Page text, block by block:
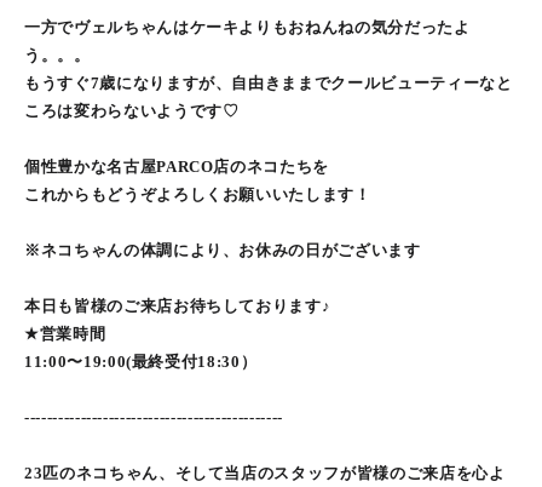
一方でヴェルちゃんはケーキよりもおねんねの気分だったよ
う。。。
もうすぐ7歳になりますが、自由きままでクールビューティーなと
ころは変わらないようです♡
個性豊かな名古屋PARCO店のネコたちを
これからもどうぞよろしくお願いいたします！
※ネコちゃんの体調により、お休みの日がございます
本日も皆様のご来店お待ちしております♪
★営業時間
11:00〜19:00(最終受付18:30）
----------------------------------------------
23匹のネコちゃん、そして当店のスタッフが皆様のご来店を心よ